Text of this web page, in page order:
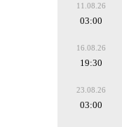
11.08.26
03:00
16.08.26
19:30
23.08.26
03:00